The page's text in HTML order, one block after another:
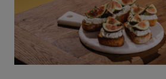
Share & Pair
Qualità